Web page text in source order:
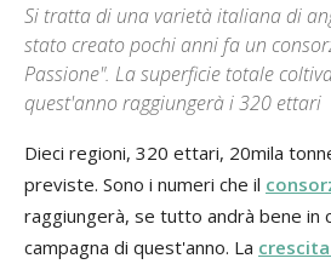
Si tratta di una varietà italiana di
stato creato pochi anni fa un
Passione". La superficie totale
quest'anno raggiungerà i 320 ettari
Dieci regioni, 320 ettari, 20mila
previste. Sono i numeri che il
raggiungerà, se tutto andrà bene in
campagna di quest'anno. La